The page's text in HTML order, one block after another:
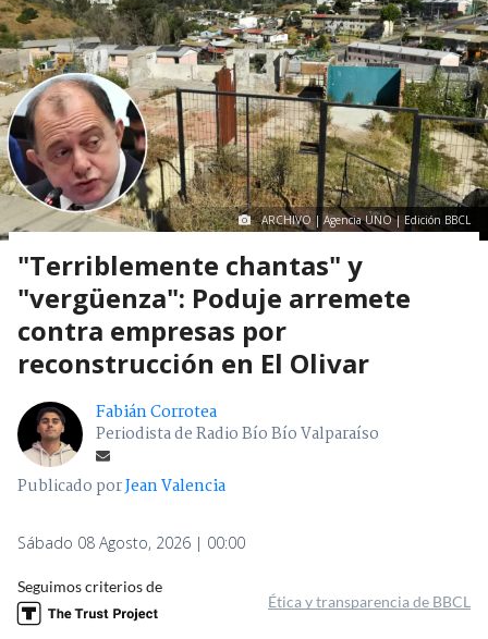
ARCHIVO | Agencia UNO | Edición BBCL
"Terriblemente chantas" y
"vergüenza": Poduje arremete
contra empresas por
reconstrucción en El Olivar
Fabián Corrotea
Periodista de Radio Bío Bío Valparaíso
Publicado porJean Valencia
Sábado 08 Agosto, 2026 | 00:00
Seguimos criterios de
Ética y transparencia de BBCL